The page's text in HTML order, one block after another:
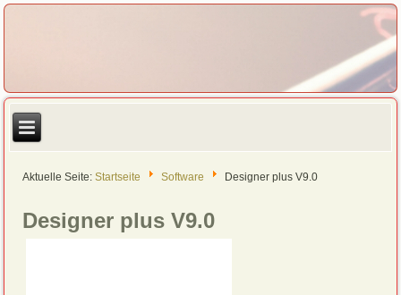
Aktuelle Seite:Startseite Software Designer plus V9.0
Designer plus V9.0